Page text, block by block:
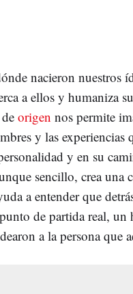
nacieron nuestros
a ellos y humaniza
origen nos permite
y las experiencias
y en su
sencillo, crea una
a entender que
de partida real, un
a la persona que